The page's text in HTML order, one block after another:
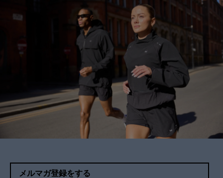
メルマガ登録をする